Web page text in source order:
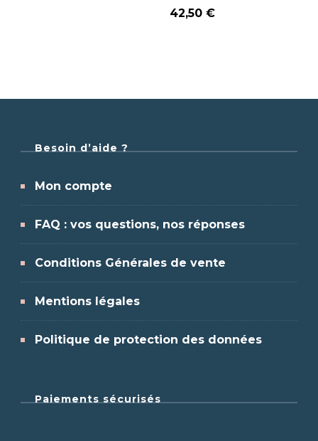
42,50 €
Besoin d’aide ?
Mon compte
FAQ : vos questions, nos réponses
Conditions Générales de vente
Mentions légales
Politique de protection des données
Paiements sécurisés